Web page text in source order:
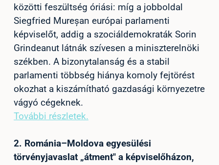
közötti feszültség óriási: míg a jobboldal
Siegfried Mureșan európai parlamenti
képviselőt, addig a szociáldemokraták Sorin
Grindeanut látnák szívesen a miniszterelnöki
székben. A bizonytalanság és a stabil
parlamenti többség hiánya komoly fejtörést
okozhat a kiszámítható gazdasági környezetre
vágyó cégeknek.
További részletek.
2. Románia–Moldova egyesülési
törvényjavaslat „átment" a képviselőházon,